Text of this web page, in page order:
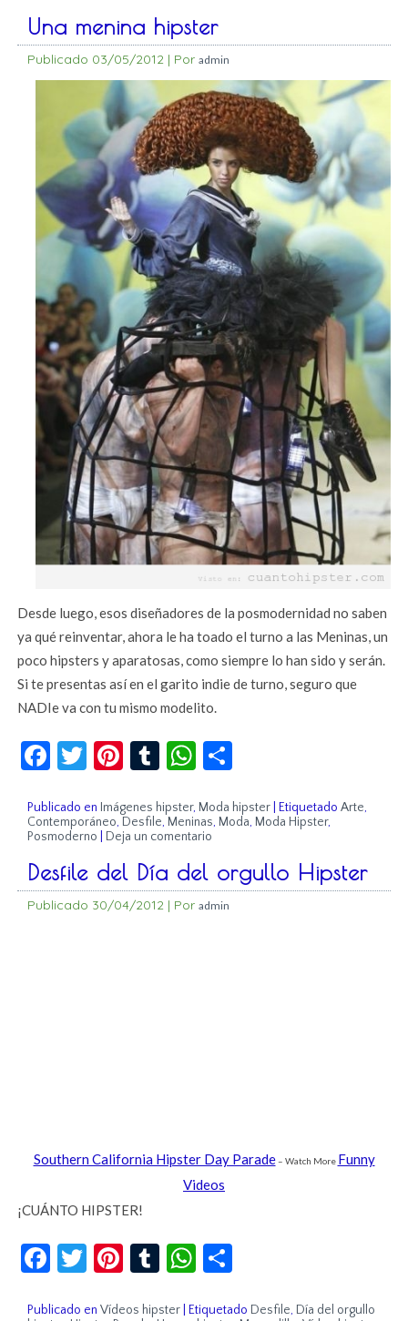
Una menina hipster
Publicado 03/05/2012 | Por admin
Desde luego, esos diseñadores de la posmodernidad no saben
ya qué reinventar, ahora le ha toado el turno a las Meninas, un
poco hipsters y aparatosas, como siempre lo han sido y serán.
Si te presentas así en el garito indie de turno, seguro que
NADIe va con tu mismo modelito.
Facebook
Twitter
Pinterest
TumblrWhatsApp
Publicado en Imágenes hipster, Moda hipster Etiquetado Arte,
Contemporáneo, Desfile, Meninas, Moda, Moda Hipster,
Posmoderno
Deja un comentario
Desfile del Día del orgullo Hipster
Publicado 30/04/2012 | Por admin
Southern California Hipster Day Parade– Watch More Funny
Videos
¡CUÁNTO HIPSTER!
Facebook
Twitter
Pinterest
TumblrWhatsApp
Publicado en Vídeos hipster Etiquetado Desfile, Día del orgullo